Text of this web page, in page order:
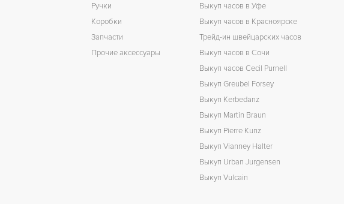
Ручки
Коробки
Запчасти
Прочие аксессуары
Выкуп часов в Уфе
Выкуп часов в Красноярске
Трейд-ин швейцарских часов
Выкуп часов в Сочи
Выкуп часов Cecil Purnell
Выкуп Greubel Forsey
Выкуп Kerbedanz
Выкуп Martin Braun
Выкуп Pierre Kunz
Выкуп Vianney Halter
Выкуп Urban Jurgensen
Выкуп Vulcain